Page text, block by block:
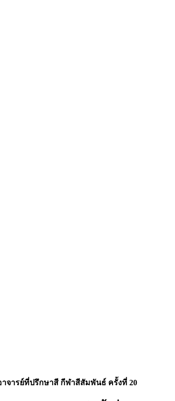
จารย์ที่ปรึกษาสี กีฬาสีสัมพันธ์ ครั้งที่ 20